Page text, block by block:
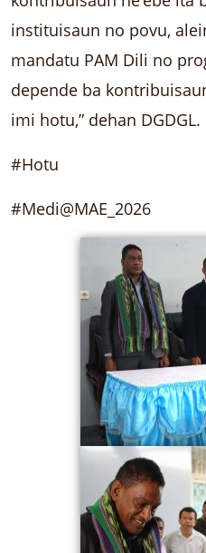
instituisaun no povu,
mandatu PAM Dili no
depende ba
imi hotu,” dehan DGDGL.
#Hotu
#Medi@MAE_2026